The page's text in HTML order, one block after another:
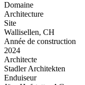
Domaine
Architecture
Site
Wallisellen, CH
Année de construction
2024
Architecte
Stadler Architekten
Enduiseur